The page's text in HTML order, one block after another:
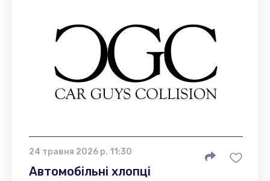
24 травня 2026 р. 11:30
Автомобільні хлопці